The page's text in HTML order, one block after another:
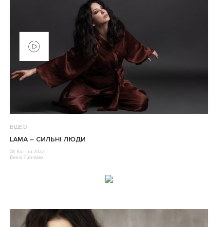
ВІДЕО
LAMA – СИЛЬНІ ЛЮДИ
08 Квітня 2022
Denis Putintsev